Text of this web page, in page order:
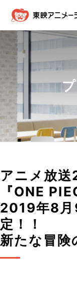
アニメ放送
『ONE
2019年8月
定！！
新たな冒険